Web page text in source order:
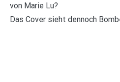
von Marie Lu?
Das Cover sieht dennoch